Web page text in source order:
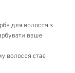
для волосся з
ваше
волосся стає